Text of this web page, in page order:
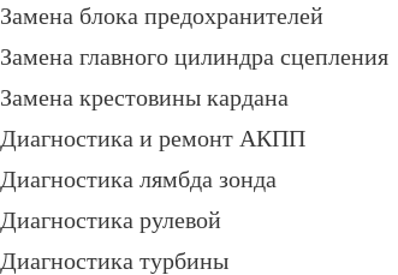
Замена блока предохранителей
Замена главного цилиндра сцепления
Замена крестовины кардана
Диагностика и ремонт АКПП
Диагностика лямбда зонда
Диагностика рулевой
Диагностика турбины